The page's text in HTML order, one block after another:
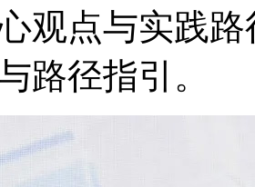
观点与实践路
路径指引。